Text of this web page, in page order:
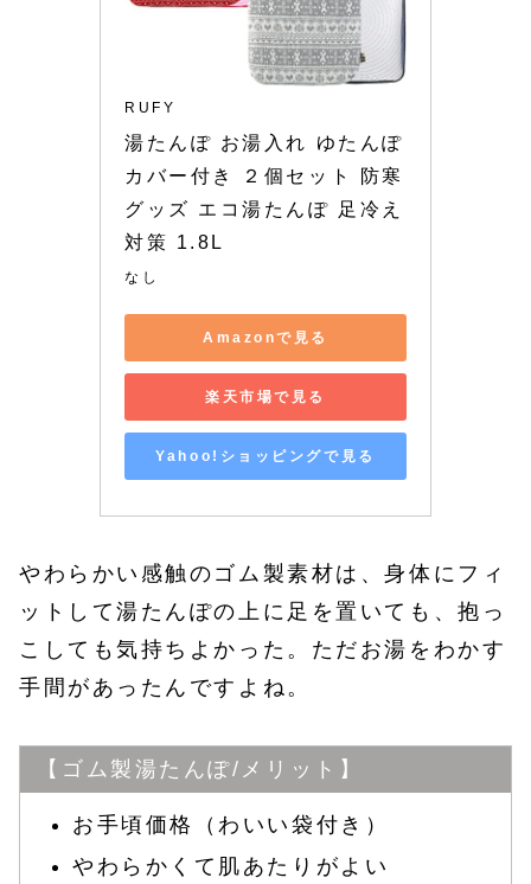
RUFY
湯たんぽ お湯入れ ゆたんぽ
カバー付き ２個セット 防寒
グッズ エコ湯たんぽ 足冷え
対策 1.8L
なし
Amazonで見る
楽天市場で見る
Yahoo!ショッピングで見る
やわらかい感触のゴム製素材は、身体にフィ
ットして湯たんぽの上に足を置いても、抱っ
こしても気持ちよかった。ただお湯をわかす
手間があったんですよね。
【ゴム製湯たんぽ/メリット】
お手頃価格（わいい袋付き）
やわらかくて肌あたりがよい